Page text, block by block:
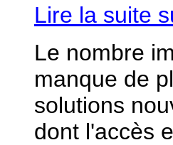
Lire la suite
Le nombre
manque de
solutions
dont l'accès